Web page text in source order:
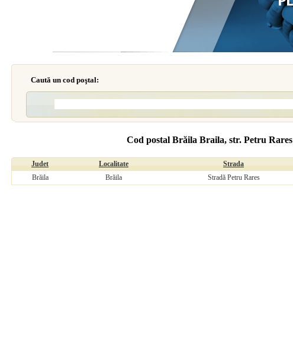
Caută un cod poştal:
Cod postal Brăila Braila, str. Petru Rares
Judet Localitate Strada
Brăila
Brăila Stradă Petru Rares